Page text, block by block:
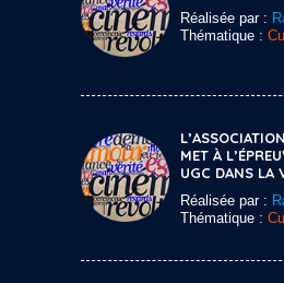
Réalisée par :
Thématique :
MET À
UGC DANS LA
Réalisée par :
Thématique :